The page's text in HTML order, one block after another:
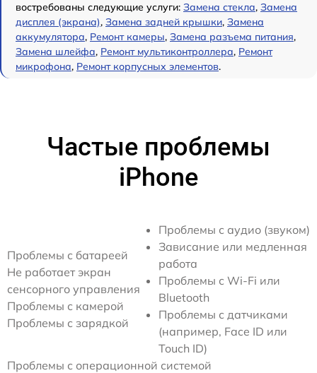
востребованы следующие услуги: Замена стекла, Замена
дисплея (экрана), Замена задней крышки, Замена
аккумулятора, Ремонт камеры, Замена разъема питания,
Замена шлейфа, Ремонт мультиконтроллера, Ремонт
микрофона, Ремонт корпусных элементов.
Частые проблемы
iPhone
Проблемы с батареей
Не работает экран
сенсорного управления
Проблемы с камерой
Проблемы с зарядкой
Проблемы с аудио (звуком)
Зависание или медленная
работа
Проблемы с Wi-Fi или
Bluetooth
Проблемы с датчиками
(например, Face ID или
Touch ID)
Проблемы с операционной системой